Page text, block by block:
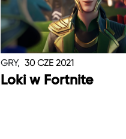
GRY, 30 CZE 2021
Loki w Fortnite